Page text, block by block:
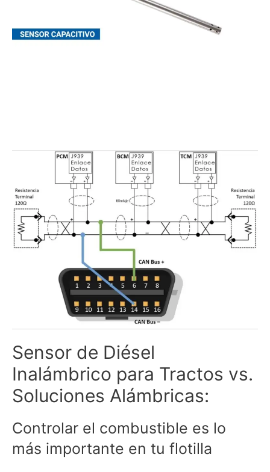
Sensor de Diésel
Inalámbrico para Tractos vs.
Soluciones Alámbricas:
Controlar el combustible es lo
más importante en tu flotilla